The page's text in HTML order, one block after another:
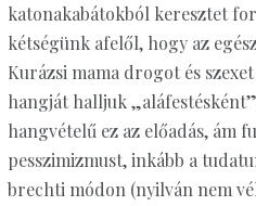
katonakabátokból keresztet
kétségünk afelől, hogy az
Kurázsi mama drogot és
hangját halljuk
hangvételű ez az előadás, ám
pesszimizmust, inkább a
brechti módon (nyilván nem